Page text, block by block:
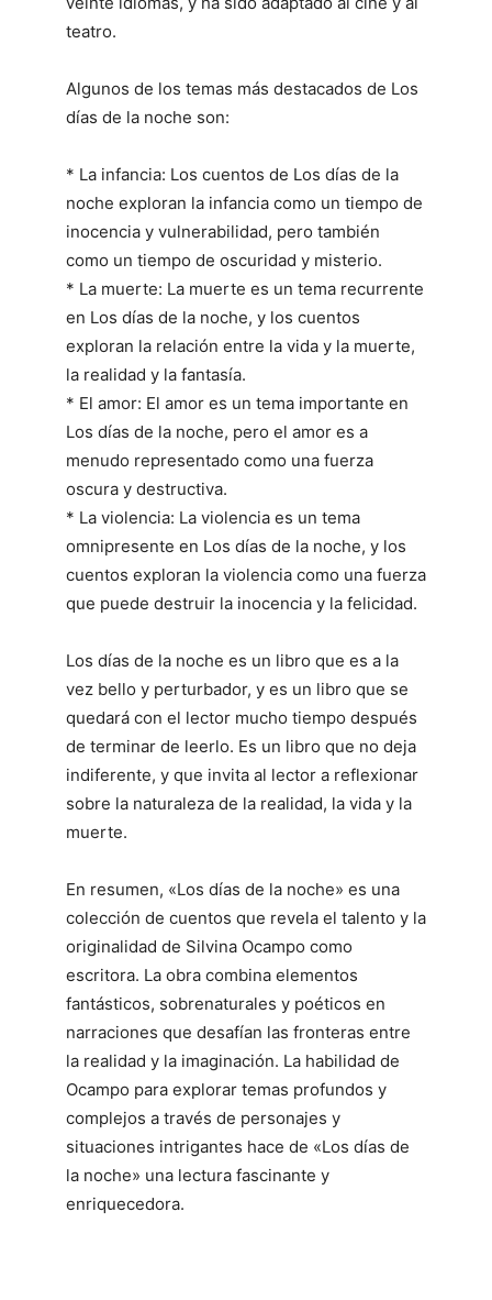
teatro.
Algunos de los temas más destacados de Los
días de la noche son:
* La infancia: Los cuentos de Los días de la
noche exploran la infancia como un tiempo de
inocencia y vulnerabilidad, pero también
como un tiempo de oscuridad y misterio.
* La muerte: La muerte es un tema recurrente
en Los días de la noche, y los cuentos
exploran la relación entre la vida y la muerte,
la realidad y la fantasía.
* El amor: El amor es un tema importante en
Los días de la noche, pero el amor es a
menudo representado como una fuerza
oscura y destructiva.
* La violencia: La violencia es un tema
omnipresente en Los días de la noche, y los
cuentos exploran la violencia como una fuerza
que puede destruir la inocencia y la felicidad.
Los días de la noche es un libro que es a la
vez bello y perturbador, y es un libro que se
quedará con el lector mucho tiempo después
de terminar de leerlo. Es un libro que no deja
indiferente, y que invita al lector a reflexionar
sobre la naturaleza de la realidad, la vida y la
muerte.
En resumen, «Los días de la noche» es una
colección de cuentos que revela el talento y la
originalidad de Silvina Ocampo como
escritora. La obra combina elementos
fantásticos, sobrenaturales y poéticos en
narraciones que desafían las fronteras entre
la realidad y la imaginación. La habilidad de
Ocampo para explorar temas profundos y
complejos a través de personajes y
situaciones intrigantes hace de «Los días de
la noche» una lectura fascinante y
enriquecedora.